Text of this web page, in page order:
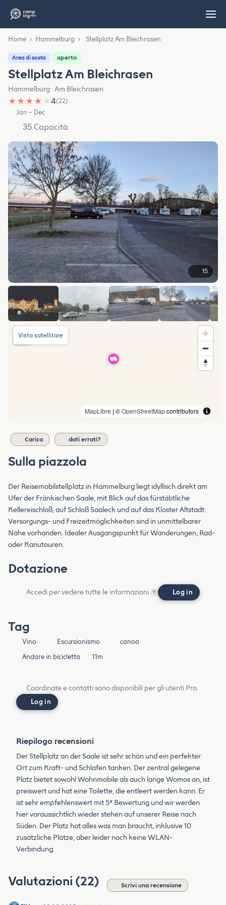
Home › Hammelburg › Stellplatz Am Bleichrasen
Area di sosta aperto
Stellplatz Am Bleichrasen
Hammelburg · Am Bleichrasen
★ ★ ★ ★ ★4(22)
Jan – Dec
35 Capacità
15
MapLibre | ©OpenStreetMapcontributors
Vista satellitare
Carica dati errati?
Sulla piazzola
Der Reisemobilstellplatz in Hammelburg liegt idyllisch direkt am
Ufer der Fränkischen Saale, mit Blick auf das fürstäbtliche
Kellereischloß, auf Schloß Saaleck und auf das Kloster Altstadt.
Versorgungs- und Freizeitmöglichkeiten sind in unmittelbarer
Nähe vorhanden. Idealer Ausgangspunkt für Wanderungen, Rad-
oder Kanutouren.
Dotazione
Accedi per vedere tutte le informazioni ? Log in
Tag
Vino Escursionismo
canoa
Andare in bicicletta
11m
Coordinate e contatti sono disponibili per gli utenti Pro.
Log in
Riepilogo recensioni
Der Stellplatz an der Saale ist sehr schön und ein perfekter
Ort zum Kraft- und Schlafen tanken. Der zentral gelegene
Platz bietet sowohl Wohnmobile als auch lange Womos an, ist
preiswert und hat eine Toilette, die entleert werden kann. Er
ist sehr empfehlenswert mit 5* Bewertung und wir werden
hier voraussichtlich wieder stehen auf unserer Reise nach
Süden. Der Platz hat alles was man braucht, inklusive 10
zusätzliche Plätze, aber leider noch keine WLAN-
Verbindung.
Valutazioni (22) Scrivi una recensione